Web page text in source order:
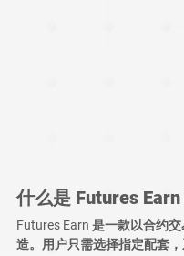
什么是 Futures Earn
Futures Earn 是一款以合约
造。用户只需选择指定配套